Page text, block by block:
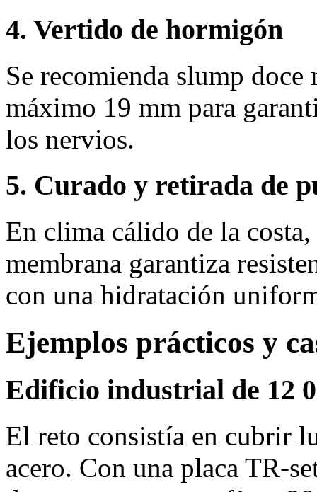
4. Vertido de hormigón
Se recomienda slump
máximo 19 mm para
los nervios.
5. Curado y retirada de
En clima cálido de la
membrana garantiza
con una hidratación
Ejemplos prácticos y
Edificio industrial de 12
El reto consistía en cubrir
acero. Con una placa